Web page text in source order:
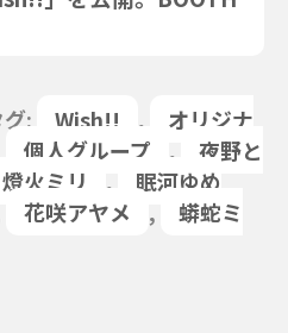
: Wish!! ,
オリジナ
個人グループ ,
夜野と
燈火ミリ ,
眠河ゆめ
花咲アヤメ ,
蟒蛇ミ